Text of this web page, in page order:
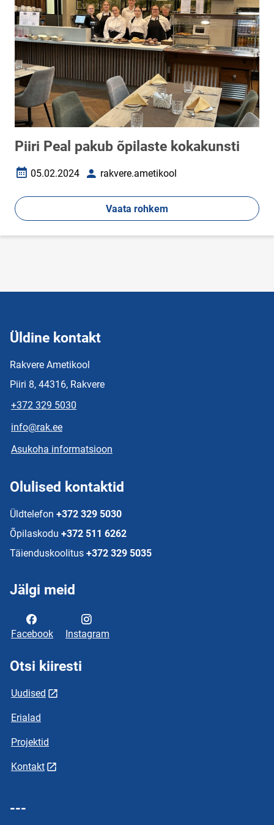
Piiri Peal pakub õpilaste kokakunsti
Loomise kuupäev
05.02.2024 Autorrakvere.ametikool
Vaata rohkem
Üldine kontakt
Rakvere Ametikool
Piiri 8, 44316, Rakvere
+372 329 5030
info@rak.ee
Asukoha informatsioon
Olulised kontaktid
Üldtelefon +372 329 5030
Õpilaskodu +372 511 6262
Täienduskoolitus +372 329 5035
Jälgi meid
Facebook Instagram
Otsi kiiresti
Uudised
Erialad
Projektid
Kontakt
---